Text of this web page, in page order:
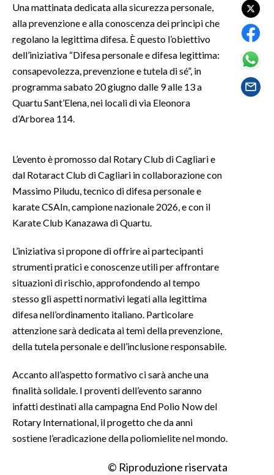
TENNIS
ALTRI SPORT
CULTURA
SPETTACOLI
GOSSIP
SARDEGNA TURISMO
SARDI NEL MONDO
NOTIZIE
EVENTI
#CARAUNIONE
3 MINUTI CON
INSULARITÀ
ANNUNCI
NECROLOGI
PUBBLICITÀ
Una mattinata dedicata alla sicurezza personale,
alla prevenzione e alla conoscenza dei principi che
regolano la legittima difesa. È questo l’obiettivo
dell’iniziativa “Difesa personale e difesa legittima:
consapevolezza, prevenzione e tutela di sé”, in
programma sabato 20 giugno dalle 9 alle 13 a
Quartu Sant’Elena, nei locali di via Eleonora
d’Arborea 114.
L’evento è promosso dal Rotary Club di Cagliari e
dal Rotaract Club di Cagliari in collaborazione con
Massimo Piludu, tecnico di difesa personale e
karate CSAIn, campione nazionale 2026, e con il
Karate Club Kanazawa di Quartu.
L’iniziativa si propone di offrire ai partecipanti
strumenti pratici e conoscenze utili per affrontare
situazioni di rischio, approfondendo al tempo
stesso gli aspetti normativi legati alla legittima
difesa nell’ordinamento italiano. Particolare
attenzione sarà dedicata ai temi della prevenzione,
della tutela personale e dell’inclusione responsabile.
Accanto all’aspetto formativo ci sarà anche una
finalità solidale. I proventi dell’evento saranno
infatti destinati alla campagna End Polio Now del
Rotary International, il progetto che da anni
sostiene l’eradicazione della poliomielite nel mondo.
© Riproduzione riservata